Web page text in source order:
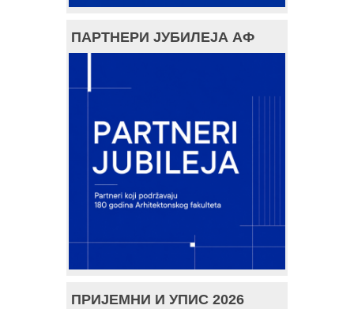
ПАРТНЕРИ ЈУБИЛЕЈА АФ
ПРИЈЕМНИ И УПИС 2026